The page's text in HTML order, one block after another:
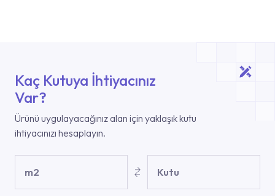
Kaç Kutuya İhtiyacınız
Var?
Ürünü uygulayacağınız alan için yaklaşık kutu
ihtiyacınızı hesaplayın.
m2 Kutu